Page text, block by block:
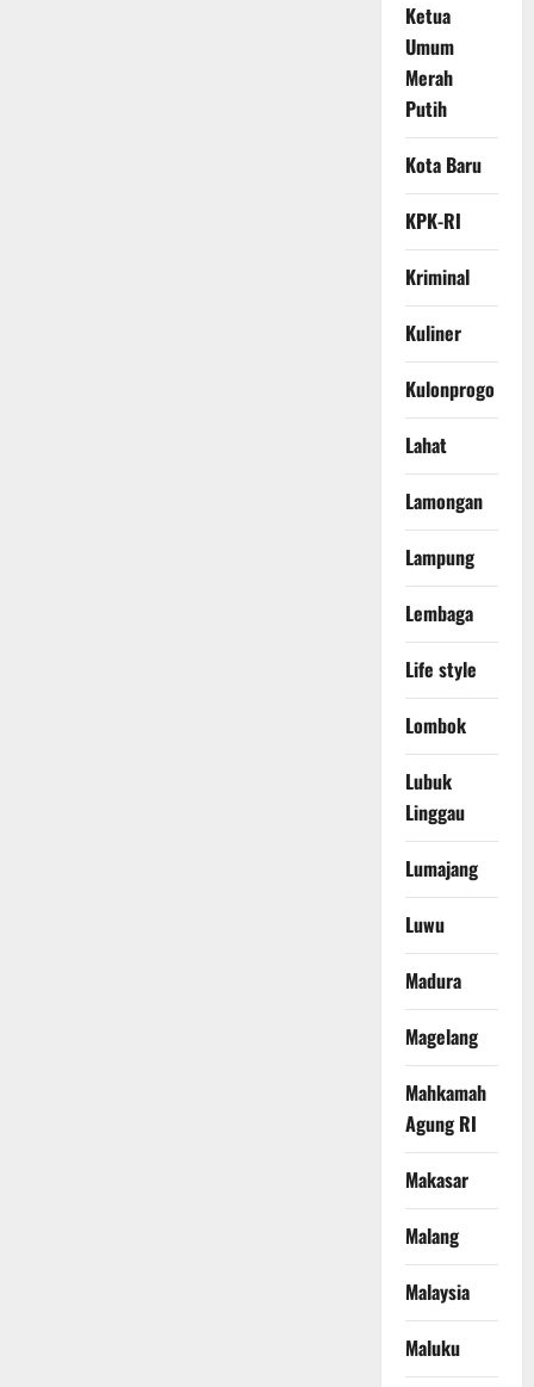
Ketua
Umum
Merah
Putih
Kota Baru
KPK-RI
Kriminal
Kuliner
Kulonprogo
Lahat
Lamongan
Lampung
Lembaga
Life style
Lombok
Lubuk
Linggau
Lumajang
Luwu
Madura
Magelang
Mahkamah
Agung RI
Makasar
Malang
Malaysia
Maluku